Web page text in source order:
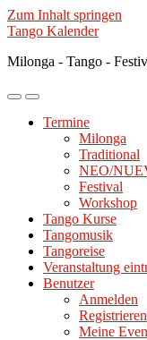
Zum Inhalt springen
Tango Kalender
Milonga - Tango -
Mobile-
ein-/ausblenden
Suchfeld
ein-/ausblenden
Termine
Milonga
Traditional
NEO/
Festival
Workshop
Tango Kurse
Tangomusik
Tangoreise
Veranstaltung
Benutzer
Anmelden
Registrieren
Meine